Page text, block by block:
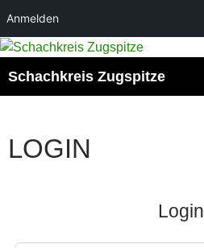
Anmelden
Zum
springen
Schachkreis Zugspitze
LOGIN
Login